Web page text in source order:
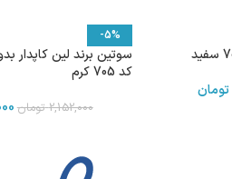
تومان
-5%
سوتین برند لین کاپدار
کد 705 کرم
2,152,000 تومان